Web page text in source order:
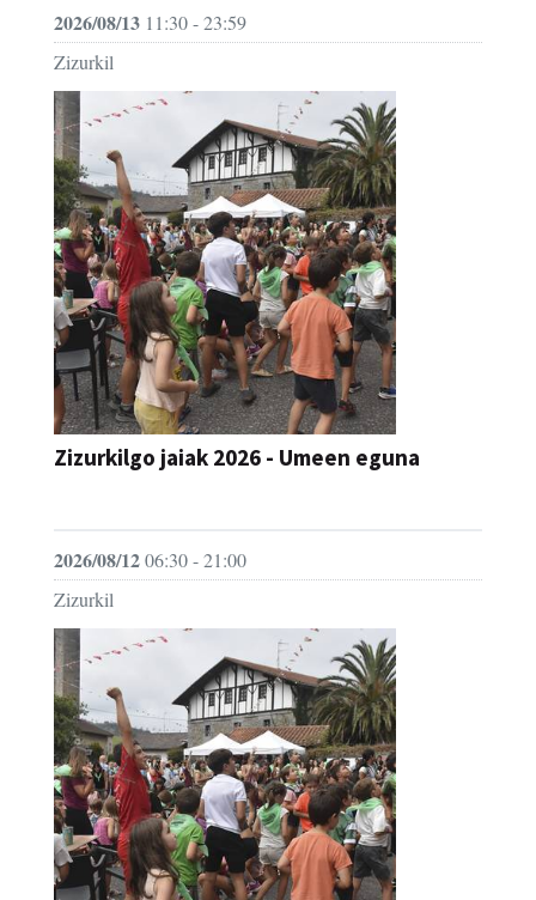
2026/08/13 11:30 - 23:59
Zizurkil
Zizurkilgo jaiak 2026 - Umeen eguna
2026/08/1206:30 - 21:00
Zizurkil